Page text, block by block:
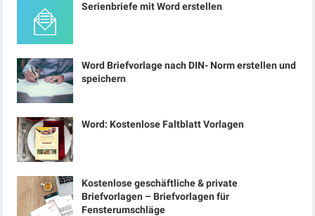
Serienbriefe mit Word erstellen
Word Briefvorlage nach DIN- Norm erstellen und
speichern
Word: Kostenlose Faltblatt Vorlagen
Kostenlose geschäftliche & private
Briefvorlagen – Briefvorlagen für
Fensterumschläge